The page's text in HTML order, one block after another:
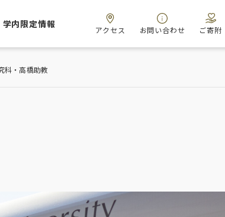
学内限定情報
アクセス お問い合わせ ご寄附
科・高橋助教